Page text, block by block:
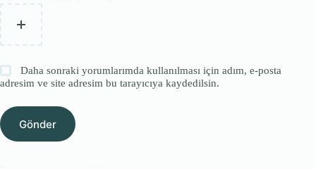
Daha sonraki yorumlarımda kullanılması için adım, e-posta
adresim ve site adresim bu tarayıcıya kaydedilsin.
Gönder